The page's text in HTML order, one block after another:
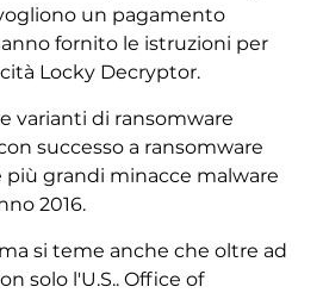
un pagamento
fornito le istruzioni per
Locky Decryptor.
varianti di ransomware
successo a ransomware
grandi minacce malware
2016.
si teme anche che oltre ad
solo l'U.S.. Office of